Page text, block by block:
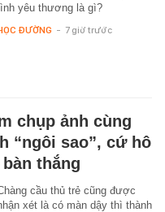
yêu thương là gì?
ĐƯỜNG - 7 giờ trước
chụp ảnh cùng
“ngôi sao”, cứ hô
thắng
cầu thủ trẻ cũng được
xét là có màn dậy thì thành